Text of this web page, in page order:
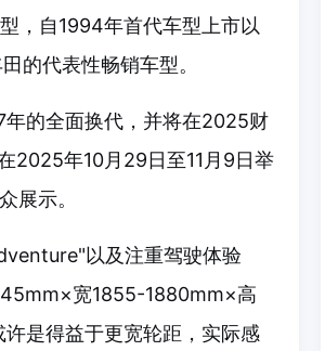
，自1994年首代车型上市以
的代表性畅销车型。
的全面换代，并将在2025财
2025年10月29日至11月9日举
展示。
以及注重驾驶体验
宽1855-1880mm×高
是得益于更宽轮距，实际感